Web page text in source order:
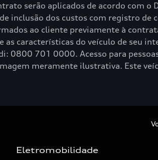
serão aplicados de acordo com o
inclusão dos custos com registro de
ao cliente previamente à
características do veículo de seu
0800 701 0000. Acesso para
meramente ilustrativa. Este
Eletromobilidade